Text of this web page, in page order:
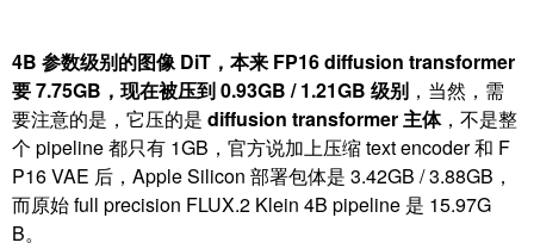
4B 参数级别的图像 DiT，本来 FP16 diffusion transformer
要 7.75GB，现在被压到 0.93GB / 1.21GB 级别 ，当然，需
要注意的是，它压的是 diffusion transformer 主体，不是整
个 pipeline 都只有 1GB，官方说加上压缩 text encoder 和 F
P16 VAE 后，Apple Silicon 部署包体是 3.42GB / 3.88GB，
而原始 full precision FLUX.2 Klein 4B pipeline 是 15.97G
B。